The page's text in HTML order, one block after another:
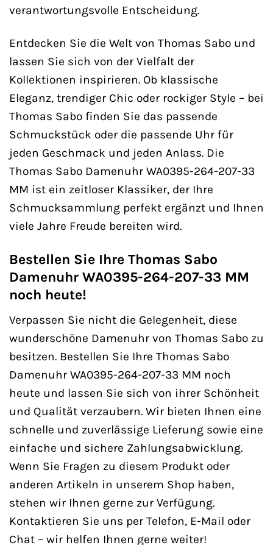
verantwortungsvolle Entscheidung.
Entdecken Sie die Welt von Thomas Sabo und
lassen Sie sich von der Vielfalt der
Kollektionen inspirieren. Ob klassische
Eleganz, trendiger Chic oder rockiger Style – bei
Thomas Sabo finden Sie das passende
Schmuckstück oder die passende Uhr für
jeden Geschmack und jeden Anlass. Die
Thomas Sabo Damenuhr WA0395-264-207-33
MM ist ein zeitloser Klassiker, der Ihre
Schmucksammlung perfekt ergänzt und Ihnen
viele Jahre Freude bereiten wird.
Bestellen Sie Ihre Thomas Sabo
Damenuhr WA0395-264-207-33 MM
noch heute!
Verpassen Sie nicht die Gelegenheit, diese
wunderschöne Damenuhr von Thomas Sabo zu
besitzen. Bestellen Sie Ihre Thomas Sabo
Damenuhr WA0395-264-207-33 MM noch
heute und lassen Sie sich von ihrer Schönheit
und Qualität verzaubern. Wir bieten Ihnen eine
schnelle und zuverlässige Lieferung sowie eine
einfache und sichere Zahlungsabwicklung.
Wenn Sie Fragen zu diesem Produkt oder
anderen Artikeln in unserem Shop haben,
stehen wir Ihnen gerne zur Verfügung.
Kontaktieren Sie uns per Telefon, E-Mail oder
Chat – wir helfen Ihnen gerne weiter!